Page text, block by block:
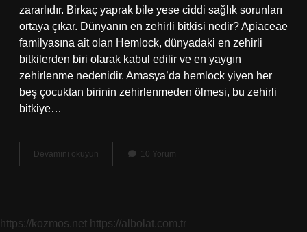
zararlıdır. Birkaç yaprak bile yese ciddi sağlık sorunları
ortaya çıkar. Dünyanın en zehirli bitkisi nedir? Apiaceae
familyasına ait olan Hemlock, dünyadaki en zehirli
bitkilerden biri olarak kabul edilir ve en yaygın
zehirlenme nedenidir. Amasya’da hemlock yiyen her
beş çocuktan birinin zehirlenmeden ölmesi, bu zehirli
bitkiye…
Devamını okuyun
Zehirli
10 Yorum
https://kozmos.net https://albolat.com.tr